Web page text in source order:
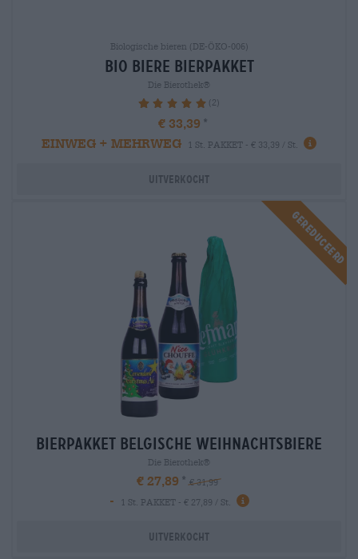
Biologische bieren (DE-ÖKO-006)
bio biere Bierpakket
Die Bierothek®
100% (2)
€ 33,39
EINWEG + MEHRWEG
1 St. PAKKET - € 33,39 / St.
Uitverkocht
Gereduceerd
Bierpakket belgische weihnachtsbiere
Die Bierothek®
€ 27,89 € 31,99
- 1 St. PAKKET - € 27,89 / St.
Uitverkocht